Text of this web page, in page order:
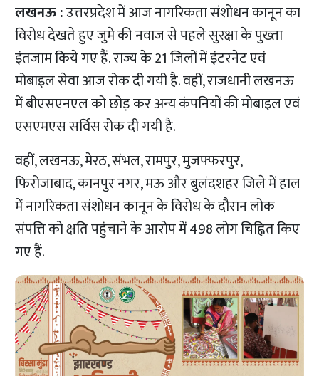
लखनऊ :उत्तरप्रदेश में आज नागरिकता संशोधन कानून का
विरोध देखते हुए जुमे की नवाज से पहले सुरक्षा के पुख्ता
इंतजाम किये गए हैं. राज्य के 21 जिलों में इंटरनेट एवं
मोबाइल सेवा आज रोक दी गयी है. वहीं, राजधानी लखनऊ
में बीएसएनएल को छोड़ कर अन्य कंपनियों की मोबाइल एवं
एसएमएस सर्विस रोक दी गयी है.
वहीं, लखनऊ, मेरठ, संभल, रामपुर, मुजफ्फरपुर,
फिरोजाबाद, कानपुर नगर, मऊ और बुलंदशहर जिले में हाल
में नागरिकता संशोधन कानून के विरोध के दौरान लोक
संपत्ति को क्षति पहुंचाने के आरोप में 498 लोग चिह्नित किए
गए हैं.